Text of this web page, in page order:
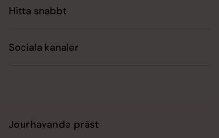
Hitta snabbt
Sociala kanaler
Jourhavande präst